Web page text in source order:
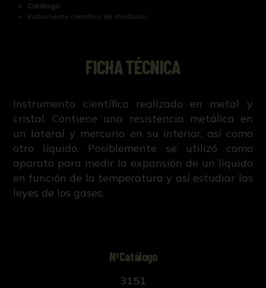
Catálogo
Instrumento científico de medición
FICHA TÉCNICA
Instrumento científico realizado en metal y
cristal. Contiene una resistencia metálica en
un lateral y mercurio en su interior, así como
otro líquido. Posiblemente se utilizó como
aparato para medir la expansión de un líquido
en función de la temperatura y así estudiar las
leyes de los gases.
NºCatálogo
3151